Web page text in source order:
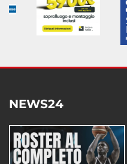
NEWS24